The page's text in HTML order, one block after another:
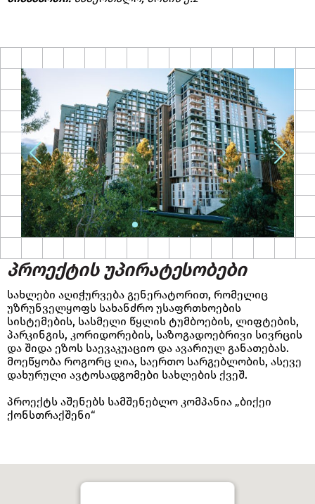
პროექტის უპირატესობები
სახლები აღიჭურვება გენერატორით, რომელიც
უზრუნველყოფს სახანძრო უსაფრთხოების
სისტემების, სასმელი წყლის ტუმბოების, ლიფტების,
პარკინგის, კორიდორების, საზოგადოებრივი სივრცის
და შიდა ეზოს საევაკუაციო და ავარიულ განათებას.
მოეწყობა როგორც ღია, საერთო სარგებლობის, ასევე
დახურული ავტოსადგომები სახლების ქვეშ.
პროექტს აშენებს სამშენებლო კომპანია „ბიქეი
ქონსთრაქშენი“